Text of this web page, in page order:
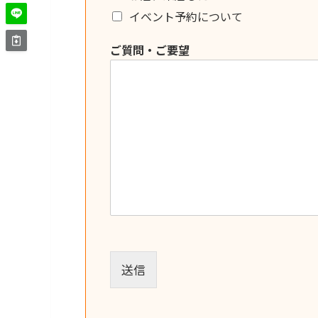
イベント予約について
ご質問・ご要望
送信